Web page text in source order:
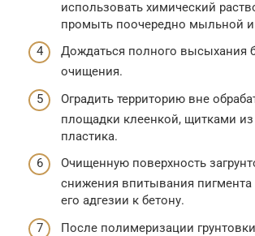
использовать химический
промыть поочередно мыльной и
Дождаться полного высыхания
очищения.
Оградить территорию вне
площадки клеенкой, щитками
пластика.
Очищенную поверхность
снижения впитывания пигмента
его адгезии к бетону.
После полимеризации